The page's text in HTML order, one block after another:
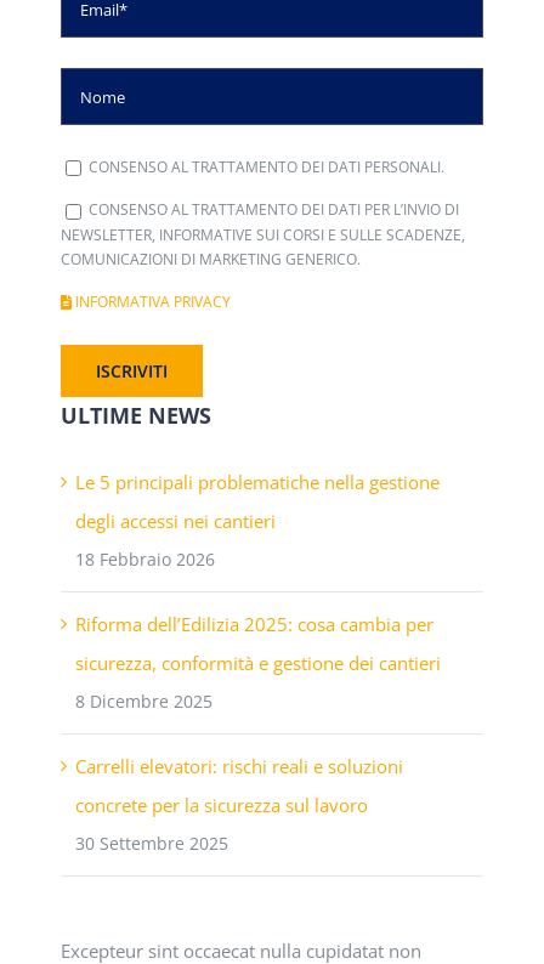
CONSENSO AL TRATTAMENTO DEI DATI PERSONALI.
CONSENSO AL TRATTAMENTO DEI DATI PER L’INVIO DI
NEWSLETTER, INFORMATIVE SUI CORSI E SULLE SCADENZE,
COMUNICAZIONI DI MARKETING GENERICO.
INFORMATIVA PRIVACY
ULTIME NEWS
Le 5 principali problematiche nella gestione
degli accessi nei cantieri
18 Febbraio 2026
Riforma dell’Edilizia 2025: cosa cambia per
sicurezza, conformità e gestione dei cantieri
8 Dicembre 2025
Carrelli elevatori: rischi reali e soluzioni
concrete per la sicurezza sul lavoro
30 Settembre 2025
Excepteur sint occaecat nulla cupidatat non